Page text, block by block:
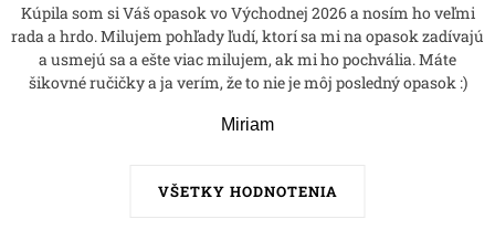
VŠETKY HODNOTENIA
Kúpila som si Váš opasok vo Východnej 2026 a nosím ho veľmi
rada a hrdo. Milujem pohľady ľudí, ktorí sa mi na opasok zadívajú
a usmejú sa a ešte viac milujem, ak mi ho pochvália. Máte
šikovné ručičky a ja verím, že to nie je môj posledný opasok :)
Miriam